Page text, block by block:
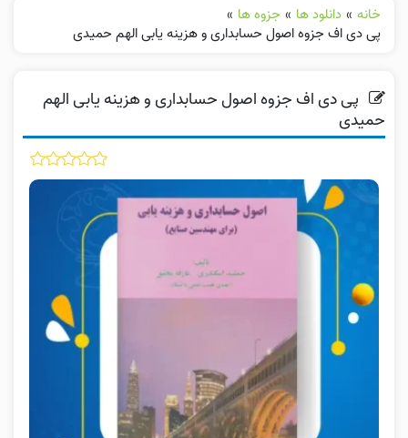
خانه » دانلود ها » جزوه ها »
پی دی اف جزوه اصول حسابداری و هزینه یابی الهم حمیدی
پی دی اف جزوه اصول حسابداری و هزینه یابی الهم
حمیدی